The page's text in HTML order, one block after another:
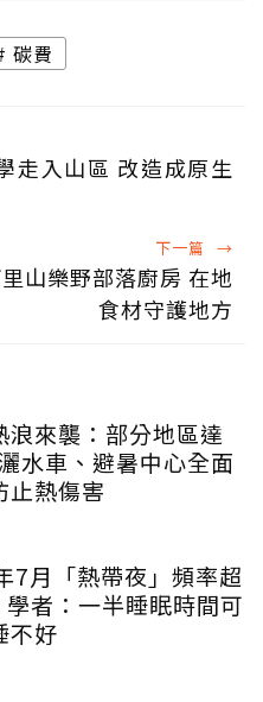
碳費
走入山區 改造成原生
下一篇 →
山樂野部落廚房 在地
食材守護地方
浪來襲：部分地區達
水車、避暑中心全面
止熱傷害
7月「熱帶夜」頻率超
者：一半睡眠時間可
不好